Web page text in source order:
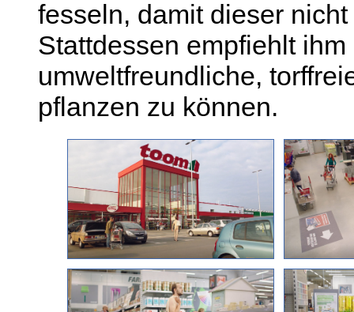
fesseln, damit dieser
Stattdessen empfiehlt
umweltfreundliche,
pflanzen zu können.